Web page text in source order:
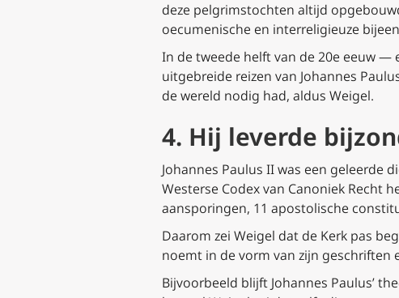
deze pelgrimstochten altijd
oecumenische en interreligieuze
In de tweede helft van de 20e eeuw
uitgebreide reizen van Johannes
de wereld nodig had, aldus Weigel.
4. Hij leverde
Johannes Paulus II was een geleerde
Westerse Codex van Canoniek Recht
aansporingen, 11 apostolische
Daarom zei Weigel dat de Kerk pas
noemt in de vorm van zijn geschriften
Bijvoorbeeld blijft Johannes Paulus’